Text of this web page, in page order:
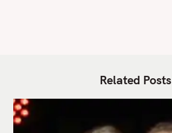
Related Posts